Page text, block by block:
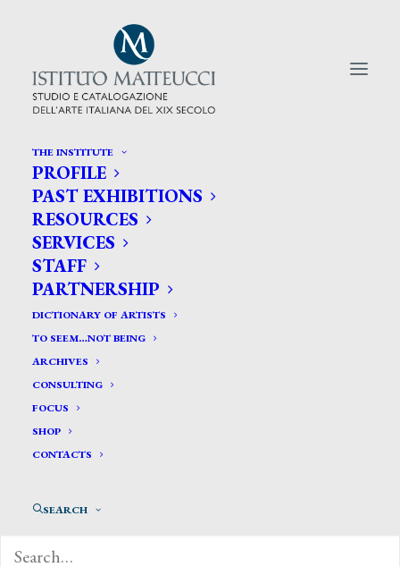
THE INSTITUTE
PROFILE
PAST EXHIBITIONS
RESOURCES
SERVICES
STAFF
PARTNERSHIP
DICTIONARY OF ARTISTS
TO SEEM…NOT BEING
ARCHIVES
CONSULTING
FOCUS
SHOP
CONTACTS
SEARCH
CERCA TRA GLI ARTISTI:
Search
for:
Bettio Francesco *
Belluno 1855 – 1901